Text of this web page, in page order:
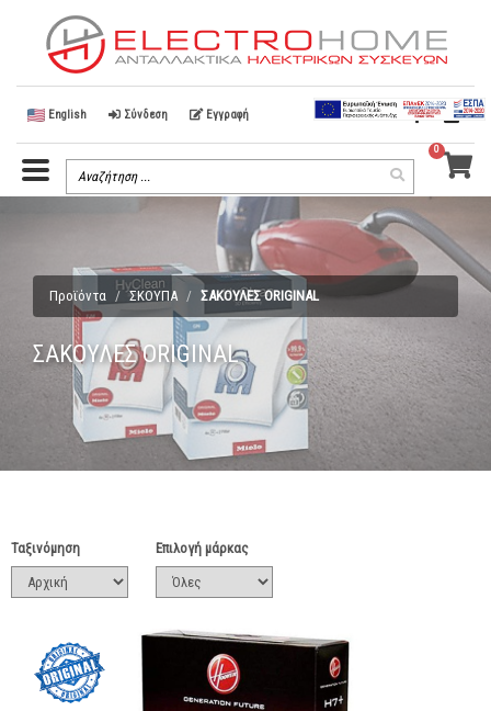
0
English Σύνδεση Εγγραφή
Search
Term
Menu
Προϊόντα ΣΚΟΥΠΑ ΣΑΚΟΥΛΕΣ ORIGINAL
ΣΑΚΟΥΛΕΣ ORIGINAL
Ταξινόμηση Επιλογή μάρκας